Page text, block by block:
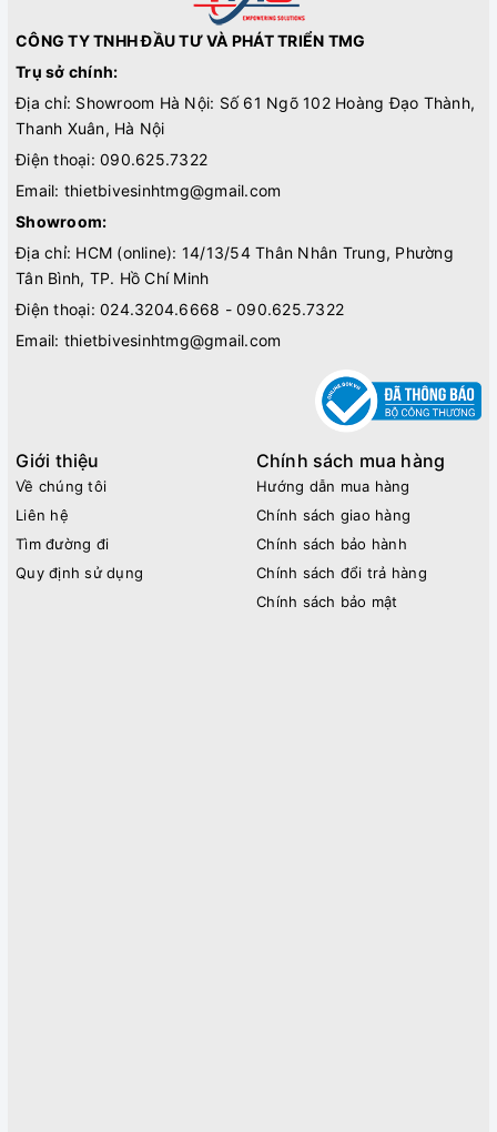
CÔNG TY TNHH ĐẦU TƯ VÀ PHÁT TRIỂN TMG
Trụ sở chính:
Địa chỉ: Showroom Hà Nội: Số 61 Ngõ 102 Hoàng Đạo Thành,
Thanh Xuân, Hà Nội
Điện thoại: 090.625.7322
Email: thietbivesinhtmg@gmail.com
Showroom:
Địa chỉ: HCM (online): 14/13/54 Thân Nhân Trung, Phường
Tân Bình, TP. Hồ Chí Minh
Điện thoại: 024.3204.6668 - 090.625.7322
Email: thietbivesinhtmg@gmail.com
Giới thiệu
Về chúng tôi
Liên hệ
Tìm đường đi
Quy định sử dụng
Chính sách mua hàng
Hướng dẫn mua hàng
Chính sách giao hàng
Chính sách bảo hành
Chính sách đổi trả hàng
Chính sách bảo mật